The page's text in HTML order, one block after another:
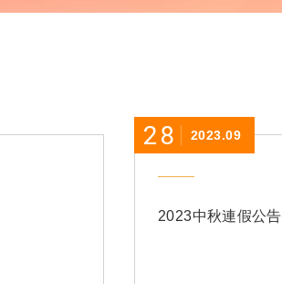
28 2023.09
2023中秋連假公告